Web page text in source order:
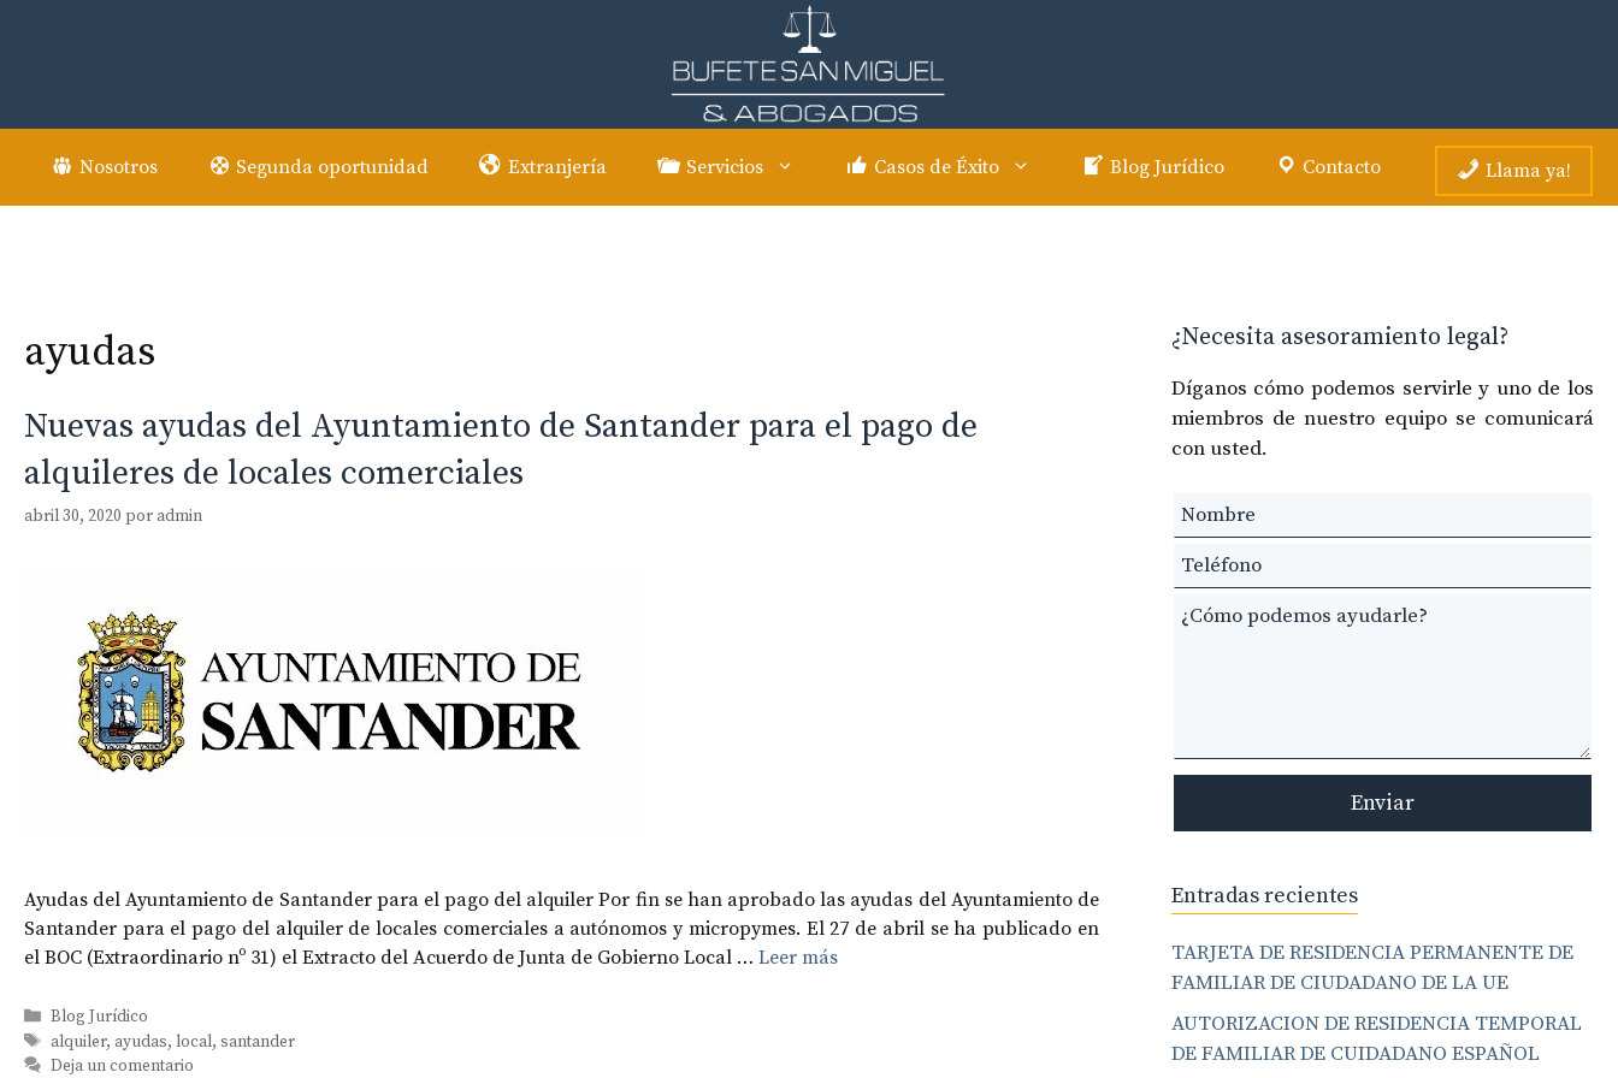
Nosotros Segunda oportunidad Extranjería Servicios Casos de Éxito Blog Jurídico Contacto Llama ya!
ayudas
Nuevas ayudas del Ayuntamiento de Santander para el pago de
alquileres de locales comerciales
abril 30, 2020 poradmin
Ayudas del Ayuntamiento de Santander para el pago del alquiler Por fin se han aprobado las ayudas del Ayuntamiento de
Santander para el pago del alquiler de locales comerciales a autónomos y micropymes. El 27 de abril se ha publicado en
el BOC (Extraordinario nº 31) el Extracto del Acuerdo de Junta de Gobierno Local … Leer más
Categorías
Blog Jurídico
Etiquetas
alquiler, ayudas, local, santander
Deja un comentario
¿Necesita asesoramiento legal?
Díganos cómo podemos servirle y uno de los
miembros de nuestro equipo se comunicará
con usted.
Leave
this
field
blank
Enviar
Entradas recientes
TARJETA DE RESIDENCIA PERMANENTE DE
FAMILIAR DE CIUDADANO DE LA UE
AUTORIZACION DE RESIDENCIA TEMPORAL
DE FAMILIAR DE CUIDADANO ESPAÑOL